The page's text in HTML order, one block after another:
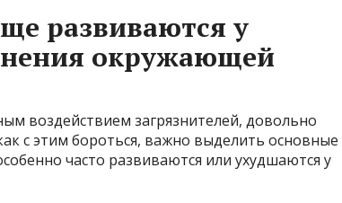
развиваются у
окружающей
воздействием загрязнителей, довольно
с этим бороться, важно выделить основные
часто развиваются или ухудшаются у